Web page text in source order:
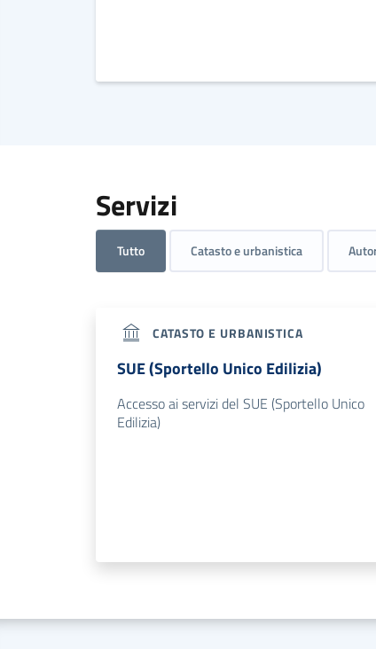
Servizi
Tutto Catasto e urbanistica
CATASTO E URBANISTICA
SUE (Sportello Unico Edilizia)
Accesso ai servizi del SUE (Sportello Unico
Edilizia)